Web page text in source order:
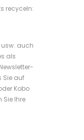
recyceln:
usw. auch
als
Sie auf
Kobo
Sie Ihre